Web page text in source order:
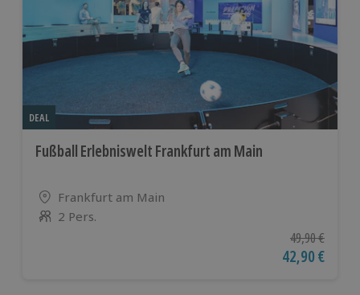
DEAL
Fußball Erlebniswelt Frankfurt am Main
Standort
Frankfurt am Main
Anzahl der Teilnehmer
2 Pers.
49,90 €
Aktueller
42,90 €